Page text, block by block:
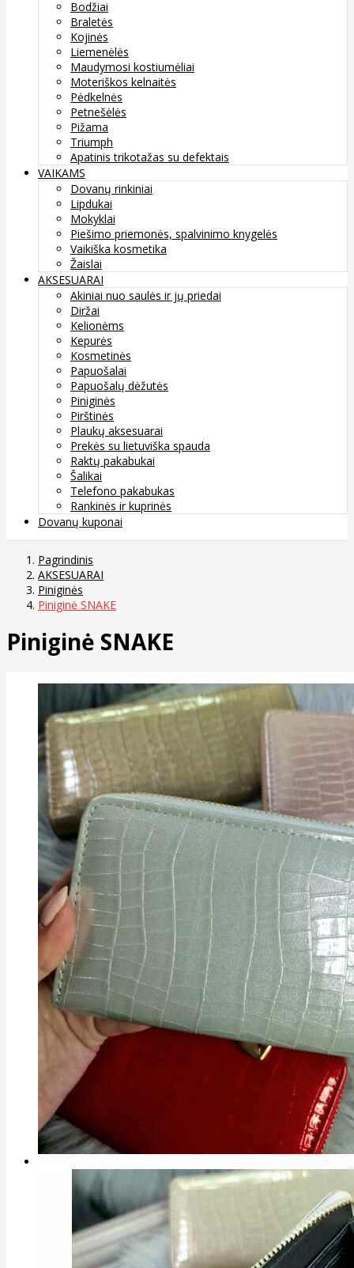
Bodžiai
Braletės
Kojinės
Liemenėlės
Maudymosi kostiumėliai
Moteriškos kelnaitės
Pėdkelnės
Petnešėlės
Pižama
Triumph
Apatinis trikotažas su defektais
VAIKAMS
Dovanų rinkiniai
Lipdukai
Mokyklai
Piešimo priemonės, spalvinimo knygelės
Vaikiška kosmetika
Žaislai
AKSESUARAI
Akiniai nuo saulės ir jų priedai
Diržai
Kelionėms
Kepurės
Kosmetinės
Papuošalai
Papuošalų dėžutės
Piniginės
Pirštinės
Plaukų aksesuarai
Prekės su lietuviška spauda
Raktų pakabukai
Šalikai
Telefono pakabukas
Rankinės ir kuprinės
Dovanų kuponai
Pagrindinis
AKSESUARAI
Piniginės
Piniginė SNAKE
Piniginė SNAKE